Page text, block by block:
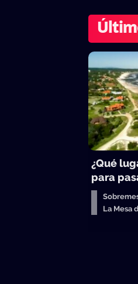
¿Qué
para
La Mesa